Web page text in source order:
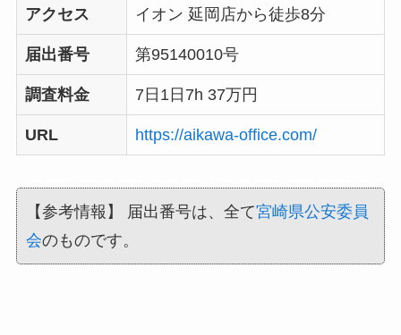
アクセス イオン 延岡店から徒歩8分
届出番号 第95140010号
調査料金 7日1日7h 37万円
URL https://aikawa-office.com/
【参考情報】 届出番号は、全て宮崎県公安委員
会のものです。